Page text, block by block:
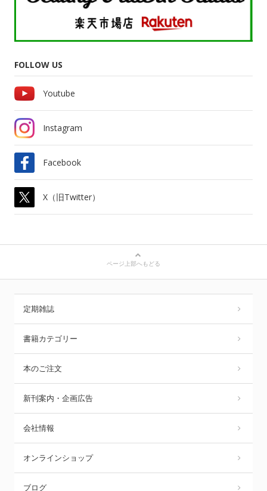
FOLLOW US
Youtube
Instagram
Facebook
X（旧Twitter）
ページ上部へもどる
定期雑誌
書籍カテゴリー
本のご注文
新刊案内・企画広告
会社情報
オンラインショップ
ブログ